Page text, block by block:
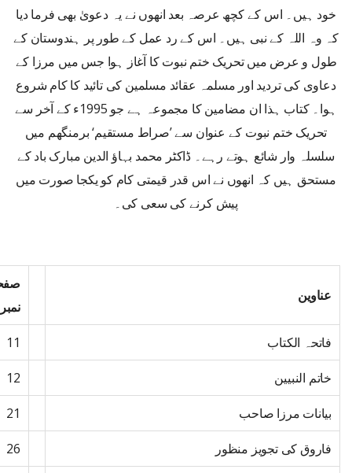
خود ہیں۔ اس کے کچھ عرصہ بعد انھوں نے یہ دعویٰ بھی فرما دیا
کہ وہ اللہ کے نبی ہیں۔ اس کے رد عمل کے طور پر ہندوستان کے
طول و عرض میں تحریک ختم نبوت کا آغاز ہوا جس میں مرزا کے
دعاوی کی تردید اور مسلمہ عقائد مسلمین کی تائید کا کام شروع
ہوا۔ کتاب ہذا ان مضامین کا مجموعہ ہے جو 1995ء کے آخر سے
تحریک ختم نبوت کے عنوان سے ’صراط مستقیم‘ برمنگھم میں
سلسلہ وار شائع ہوتے رہے۔ ڈاکٹر محمد بہاؤ الدین مبارک باد کے
مستحق ہیں کہ انھوں نے اس قدر قیمتی کام کو یکجا صورت میں
پیش کرنے کی سعی کی۔
عناوین
نمبر
فاتحہ الکتاب 11
خاتم النبیین 12
بیانات مرزا صاحب 21
فاروق کی تجویز منظور 26